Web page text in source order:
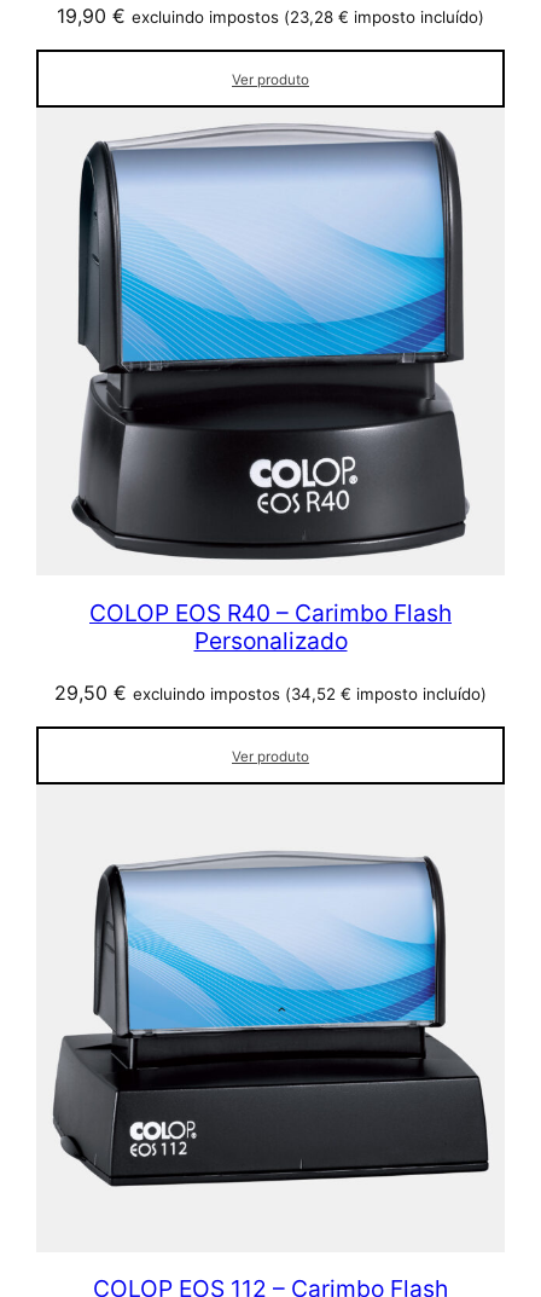
19,90 € excluindo impostos (23,28 € imposto incluído)
Ver produto
COLOP EOS R40 – Carimbo Flash
Personalizado
29,50 € excluindo impostos (34,52 € imposto incluído)
Ver produto
COLOP EOS 112 – Carimbo Flash